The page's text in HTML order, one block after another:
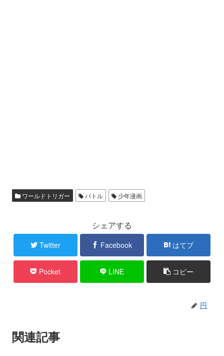
ワールドトリガー バトル 少年漫画
シェアする
Twitter Facebook はてブ
Pocket LINE コピー
円
関連記事